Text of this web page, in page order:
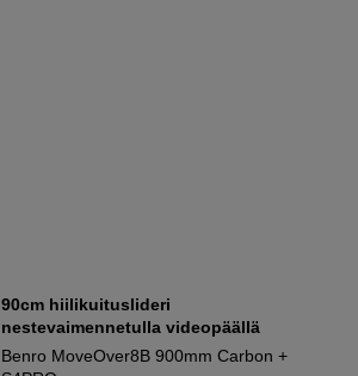
90cm hiilikuituslideri
nestevaimennetulla videopäällä
Benro MoveOver8B 900mm Carbon +